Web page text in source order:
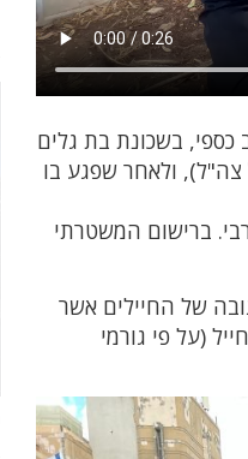
יעקב כספי, בשכונת בת גלים
צה"ל), ולאחר שפגע בו
טמרה שבגליל המערבי. ברישום המשטרתי
של החיילים אשר
(על פי גורמי